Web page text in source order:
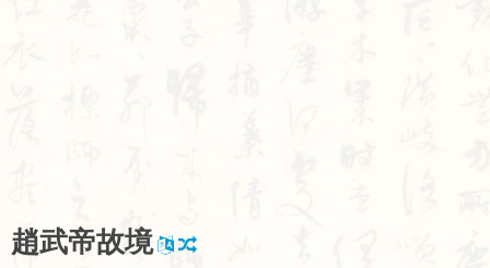
趙武帝故境